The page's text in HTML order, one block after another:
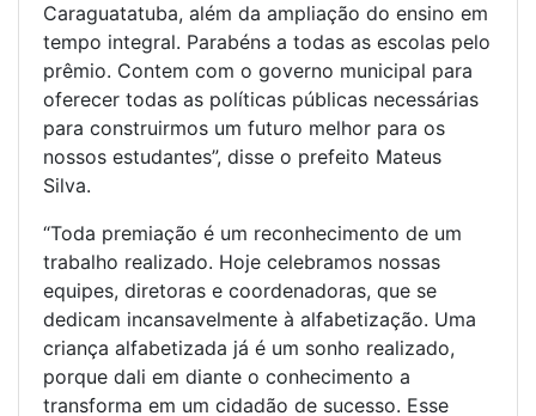
Caraguatatuba, além da ampliação do ensino em
tempo integral. Parabéns a todas as escolas pelo
prêmio. Contem com o governo municipal para
oferecer todas as políticas públicas necessárias
para construirmos um futuro melhor para os
nossos estudantes”, disse o prefeito Mateus
Silva.
“Toda premiação é um reconhecimento de um
trabalho realizado. Hoje celebramos nossas
equipes, diretoras e coordenadoras, que se
dedicam incansavelmente à alfabetização. Uma
criança alfabetizada já é um sonho realizado,
porque dali em diante o conhecimento a
transforma em um cidadão de sucesso. Esse